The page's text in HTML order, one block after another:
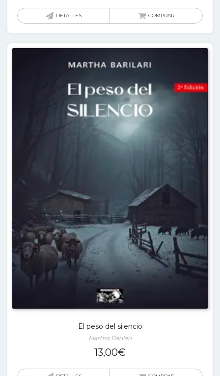
DETALLES COMPRAR
El peso del silencio
Martha Barilari
13,00€